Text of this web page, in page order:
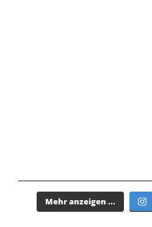
Mehr anzeigen ...